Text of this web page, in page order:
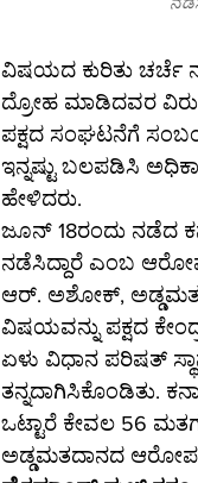
ವಿಷಯದ ಕುರಿತು ಚರ್ಚೆ
ದ್ರೋಹ ಮಾಡಿದವರ
ಪಕ್ಷದ ಸಂಘಟನೆಗೆ
ಇನ್ನಷ್ಟು ಬಲಪಡಿಸಿ
ಹೇಳಿದರು.
ಜೂನ್ 18ರಂದು ನಡೆದ
ನಡೆಸಿದ್ದಾರೆ ಎಂಬ
ಆರ್. ಅಶೋಕ್,
ವಿಷಯವನ್ನು ಪಕ್ಷದ
ಏಳು ವಿಧಾನ ಪರಿಷತ್
ತನ್ನದಾಗಿಸಿಕೊಂಡಿತು.
ಒಟ್ಟಾರೆ ಕೇವಲ 56
ಅಡ್ಡಮತದಾನದ